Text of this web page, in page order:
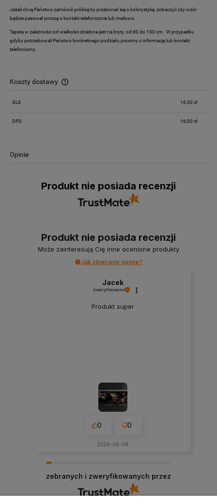
Jeżeli chcą Państwo zamówić próbkę by przekonać się o kolorystykę, zobaczyć czy wzór
będzie pasował proszę o kontakt telefonicznie lub mailowo.
Tapeta w zależności od wielkości dzielona jest na bryty od 80 do 130 cm . W przypadku
gdyby potrzebowali Państwo konkretnego podziału prosimy o informację lub kontakt
telefoniczny.
Koszty dostawy
Cena nie zawiera ewentualnych kosztów płatności
GLS 16,00 zł
DPD 16,00 zł
Opinie
Produkt nie posiada recenzji
Produkt nie posiada recenzji
Może zainteresują Cię inne ocenione produkty
Jak zbieramy opinie?
Jacek
zweryfikowano
Produkt super
0 0
2026-06-08
zebranych i zweryfikowanych przez